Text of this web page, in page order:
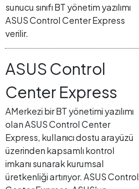
sunucu sınıfı BT yönetim yazılımı
ASUS Control Center Express
verilir.
ASUS Control
Center Express
AMerkezi bir BT yönetimi yazılımı
olan ASUS Control Center
Express, kullanıcı dostu arayüzü
üzerinden kapsamlı kontrol
imkanı sunarak kurumsal
üretkenliği artırıyor. ASUS Control